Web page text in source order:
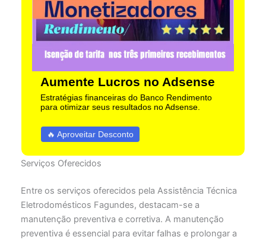
Aumente Lucros no Adsense
Estratégias financeiras do Banco Rendimento
para otimizar seus resultados no Adsense.
🔥 Aproveitar Desconto
Serviços Oferecidos
Entre os serviços oferecidos pela Assistência Técnica
Eletrodomésticos Fagundes, destacam-se a
manutenção preventiva e corretiva. A manutenção
preventiva é essencial para evitar falhas e prolongar a